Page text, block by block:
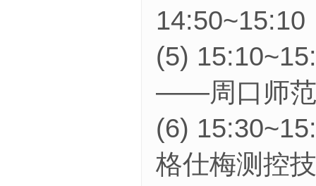
(5)
——周口师范
(6)
格仕梅测控